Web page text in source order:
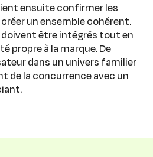
ensuite confirmer les
un ensemble cohérent.
être intégrés tout en
propre à la marque. De
dans un univers familier
de la concurrence avec un